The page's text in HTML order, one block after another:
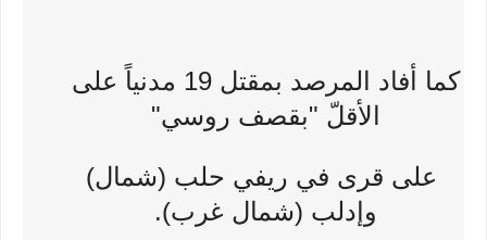
كما أفاد المرصد بمقتل 19 مدنياً على
الأقلّ "بقصف روسي"
على قرى في ريفي حلب (شمال)
وإدلب (شمال غرب).